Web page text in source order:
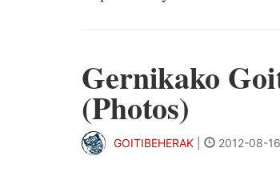
Gernikako
(Photos)
GOITIBEHERAK 2012-08-